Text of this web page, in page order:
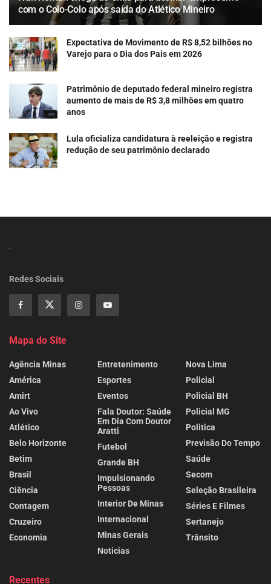
com o Colo-Colo após saída do Atlético Mineiro
Expectativa de Movimento de R$ 8,52 bilhões no
Varejo para o Dia dos Pais em 2026
Patrimônio de deputado federal mineiro registra
aumento de mais de R$ 3,8 milhões em quatro
anos
Lula oficializa candidatura à reeleição e registra
redução de seu patrimônio declarado
Redes Sociais
Mapa do Site
Agência Minas
América
Amirt
Ao Vivo
Atlético
Belo Horizonte
Betim
Brasil
Ciência
Contagem
Cruzeiro
Economia
Entretenimento
Esportes
Eventos
Fala Doutor: Saúde
Em Dia Com Doutor
Aratti
Futebol
Grande BH
Impulsionando
Pessoas
Interior De Minas
Internacional
Minas Gerais
Noticias
Nova Lima
Policial
Policial BH
Policial MG
Politica
Previsão Do Tempo
Saúde
Secom
Seleção Brasileira
Séries E Filmes
Sertanejo
Trânsito
Recentes